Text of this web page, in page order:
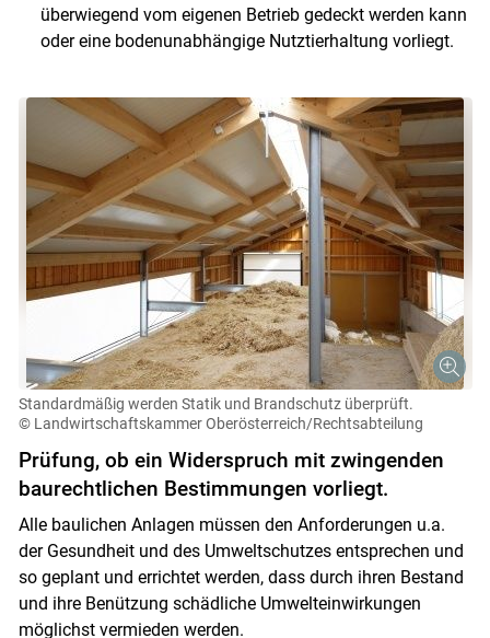
Skip to main content
überwiegend vom eigenen Betrieb gedeckt werden kann
oder eine bodenunabhängige Nutztierhaltung vorliegt.
Standardmäßig werden Statik und Brandschutz überprüft.
© Landwirtschaftskammer Oberösterreich/Rechtsabteilung
Prüfung, ob ein Widerspruch mit zwingenden
baurechtlichen Bestimmungen vorliegt.
Alle baulichen Anlagen müssen den Anforderungen u.a.
der Gesundheit und des Umweltschutzes entsprechen und
so geplant und errichtet werden, dass durch ihren Bestand
und ihre Benützung schädliche Umwelteinwirkungen
möglichst vermieden werden.